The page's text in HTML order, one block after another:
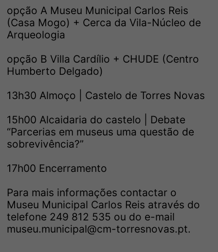
opção A Museu Municipal Carlos Reis
(Casa Mogo) + Cerca da Vila-Núcleo de
Arqueologia
opção B Villa Cardílio + CHUDE (Centro
Humberto Delgado)
13h30 Almoço | Castelo de Torres Novas
15h00 Alcaidaria do castelo | Debate
“Parcerias em museus uma questão de
sobrevivência?”
17h00 Encerramento
Para mais informações contactar o
Museu Municipal Carlos Reis através do
telefone 249 812 535 ou do e-mail
museu.municipal@cm-torresnovas.pt.